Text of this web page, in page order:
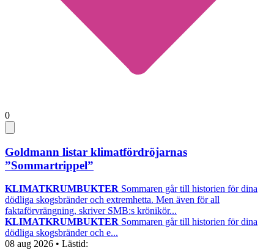
0
Goldmann listar klimatfördröjarnas
”Sommartrippel”
KLIMATKRUMBUKTER Sommaren går till historien för dina
dödliga skogsbränder och extremhetta. Men även för all
faktaförvrängning, skriver SMB:s krönikör...
KLIMATKRUMBUKTER Sommaren går till historien för dina
dödliga skogsbränder och e...
08 aug 2026 • Lästid: